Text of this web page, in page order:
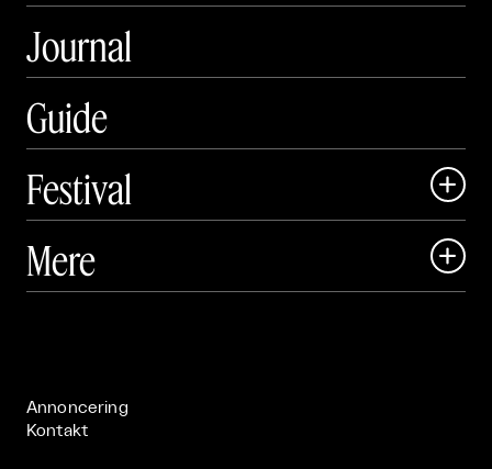
Journal
Guide
Festival

 Art Matter Festival
Mere 
Annoncering
Kontakt